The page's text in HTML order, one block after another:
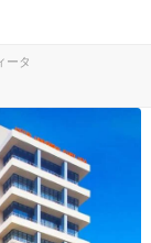
ータ